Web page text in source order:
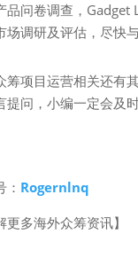
品问卷调查，Gadget
调研及评估，尽快
项⽬运营相关还有
问，小编一定会及时
： Rogernlnq
多海外众筹资讯】